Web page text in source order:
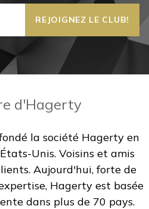
d'Hagerty
la société Hagerty en
Unis. Voisins et amis
Aujourd'hui, forte de
Hagerty est basée
dans plus de 70 pays.